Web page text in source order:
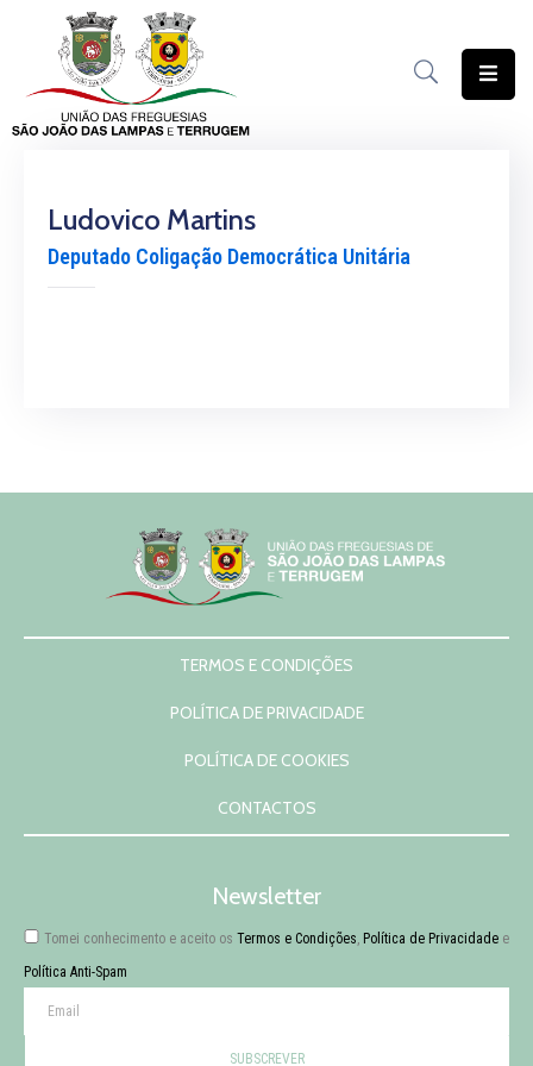
União
das
Contratação
Pública
Serviços
Contactos
Ludovico Martins
Deputado Coligação Democrática Unitária
TERMOS E CONDIÇÕES
POLÍTICA DE PRIVACIDADE
POLÍTICA DE COOKIES
CONTACTOS
Newsletter
Tomei conhecimento e aceito os Termos e Condições, Política de Privacidade e
Política Anti-Spam
SUBSCREVER